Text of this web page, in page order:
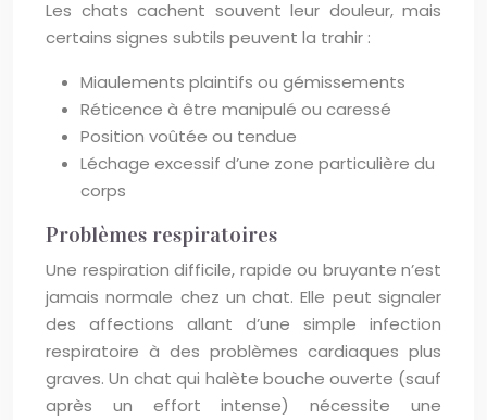
Les chats cachent souvent leur douleur, mais
certains signes subtils peuvent la trahir :
Miaulements plaintifs ou gémissements
Réticence à être manipulé ou caressé
Position voûtée ou tendue
Léchage excessif d’une zone particulière du
corps
Problèmes respiratoires
Une respiration difficile, rapide ou bruyante n’est
jamais normale chez un chat. Elle peut signaler
des affections allant d’une simple infection
respiratoire à des problèmes cardiaques plus
graves. Un chat qui halète bouche ouverte (sauf
après un effort intense) nécessite une